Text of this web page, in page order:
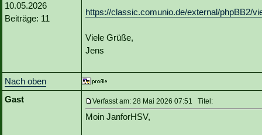
10.05.2026
Beiträge: 11
https://classic.comunio.de/external/phpBB2/
Viele Grüße,
Jens
Nach oben
Gast
Verfasst am: 28 Mai 2026 07:51 Titel:
Moin JanforHSV,